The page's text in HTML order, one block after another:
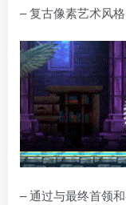
– 复古像素艺术风
– 通过与最终首领